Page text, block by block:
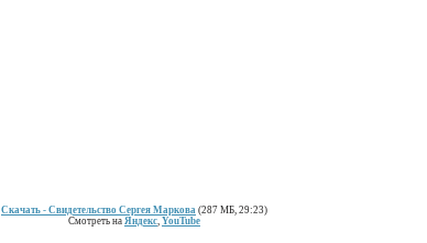
Скачать- Свидетельство Сергея Маркова(287 МБ, 29:23)
Смотреть на Яндекс, YouTube